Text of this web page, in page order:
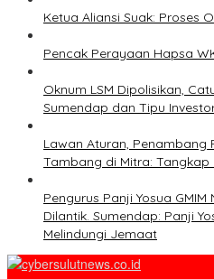
Ketua Aliansi Suak: Proses
Pencak Perayaan Hapsa
Oknum LSM Dipolisikan,
Sumendap dan Tipu
Lawan Aturan, Penambang
Tambang di Mitra: Tangkap
Pengurus Panji Yosua
Dilantik. Sumendap: Panji
Melindungi Jemaat